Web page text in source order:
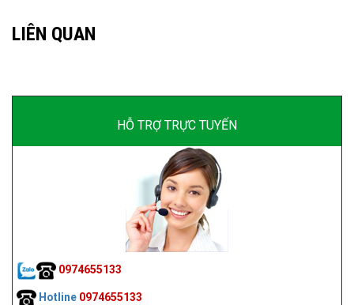
LIÊN QUAN
HỖ TRỢ TRỰC TUYẾN
0974655133
Hotline 0974655133